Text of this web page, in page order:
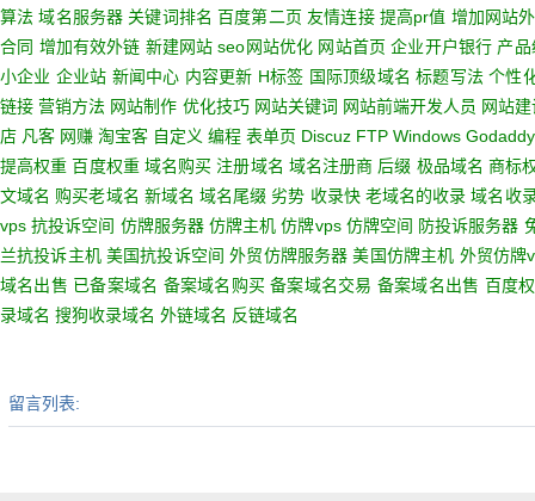
算法 域名服务器 关键词排名 百度第二页 友情连接 提高pr值 增加网站
合同 增加有效外链 新建网站 seo网站优化 网站首页 企业开户银行 产品
小企业 企业站 新闻中心 内容更新 H标签 国际顶级域名 标题写法 个性
链接 营销方法 网站制作 优化技巧 网站关键词 网站前端开发人员 网站
店 凡客 网赚 淘宝客 自定义 编程 表单页 Discuz FTP Windows Godaddy
提高权重 百度权重 域名购买 注册域名 域名注册商 后缀 极品域名 商标
文域名 购买老域名 新域名 域名尾缀 劣势 收录快 老域名的收录 域名收
vps 抗投诉空间 仿牌服务器 仿牌主机 仿牌vps 仿牌空间 防投诉服务器
兰抗投诉主机 美国抗投诉空间 外贸仿牌服务器 美国仿牌主机 外贸仿牌
域名出售 已备案域名 备案域名购买 备案域名交易 备案域名出售 百度
录域名 搜狗收录域名 外链域名 反链域名
留言列表: